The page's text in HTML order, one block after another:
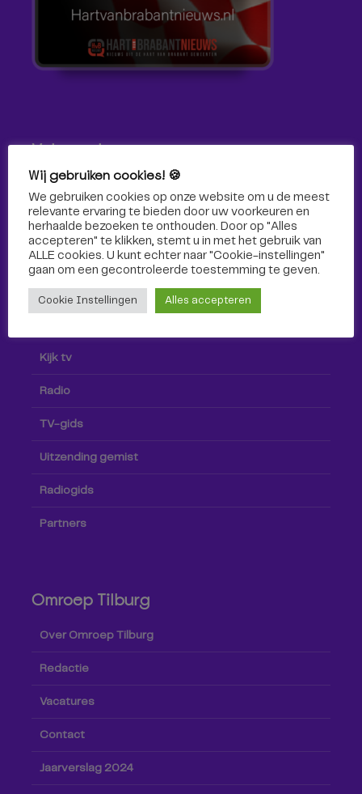
Volg ons!
Volg Omroep Tilburg niet alleen hier, maar ook via social
media!
Kijk tv
Radio
TV-gids
Uitzending gemist
Radiogids
Partners
Omroep Tilburg
Over Omroep Tilburg
Redactie
Vacatures
Contact
Jaarverslag 2024
Wij gebruiken cookies! 🍪
We gebruiken cookies op onze website om u de meest
relevante ervaring te bieden door uw voorkeuren en
herhaalde bezoeken te onthouden. Door op "Alles
accepteren" te klikken, stemt u in met het gebruik van
ALLE cookies. U kunt echter naar "Cookie-instellingen"
gaan om een ​​gecontroleerde toestemming te geven.
Cookie Instellingen Alles accepteren